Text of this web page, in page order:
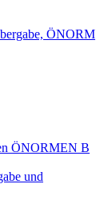
ÖNORMEN B
und